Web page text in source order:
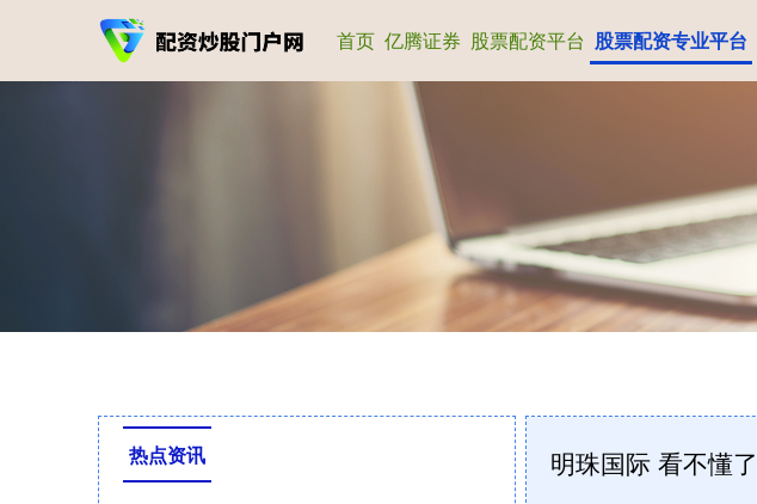
首页 亿腾证券 股票配资平台 股票配资专业平台
明珠国际 看不懂
热点资讯